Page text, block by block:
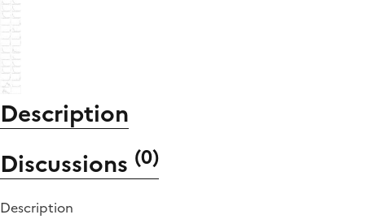
Description
Discussions (0)
Description